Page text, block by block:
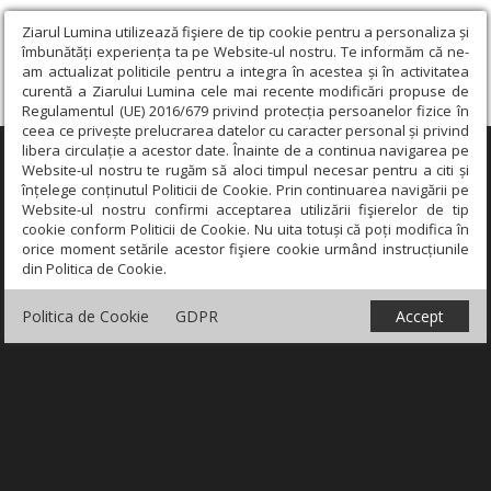
Ziarul Lumina utilizează fişiere de tip cookie pentru a personaliza și
îmbunătăți experiența ta pe Website-ul nostru. Te informăm că ne-
am actualizat politicile pentru a integra în acestea și în activitatea
curentă a Ziarului Lumina cele mai recente modificări propuse de
Regulamentul (UE) 2016/679 privind protecția persoanelor fizice în
ceea ce privește prelucrarea datelor cu caracter personal și privind
libera circulație a acestor date. Înainte de a continua navigarea pe
Website-ul nostru te rugăm să aloci timpul necesar pentru a citi și
înțelege conținutul Politicii de Cookie. Prin continuarea navigării pe
Website-ul nostru confirmi acceptarea utilizării fişierelor de tip
cookie conform Politicii de Cookie. Nu uita totuși că poți modifica în
orice moment setările acestor fişiere cookie urmând instrucțiunile
din Politica de Cookie.
Politica de Cookie GDPR Accept
×